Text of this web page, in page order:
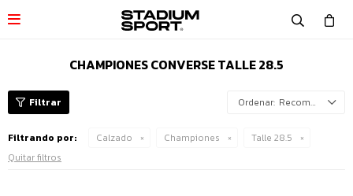

CHAMPIONES CONVERSE TALLE 28.5
Recomendados
Filtrando por: Calzado Championes
Talle 28.5
Quitar filtros